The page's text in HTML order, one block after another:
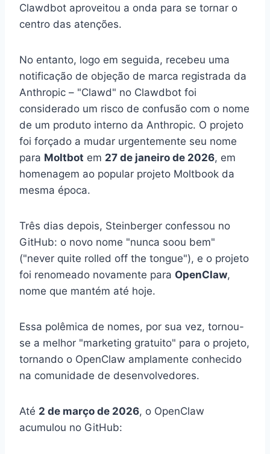
Clawdbot aproveitou a onda para se tornar o
centro das atenções.
No entanto, logo em seguida, recebeu uma
notificação de objeção de marca registrada da
Anthropic – "Clawd" no Clawdbot foi
considerado um risco de confusão com o nome
de um produto interno da Anthropic. O projeto
foi forçado a mudar urgentemente seu nome
para Moltbot em 27 de janeiro de 2026, em
homenagem ao popular projeto Moltbook da
mesma época.
Três dias depois, Steinberger confessou no
GitHub: o novo nome "nunca soou bem"
("never quite rolled off the tongue"), e o projeto
foi renomeado novamente para OpenClaw,
nome que mantém até hoje.
Essa polêmica de nomes, por sua vez, tornou-
se a melhor "marketing gratuito" para o projeto,
tornando o OpenClaw amplamente conhecido
na comunidade de desenvolvedores.
Até 2 de março de 2026, o OpenClaw
acumulou no GitHub: